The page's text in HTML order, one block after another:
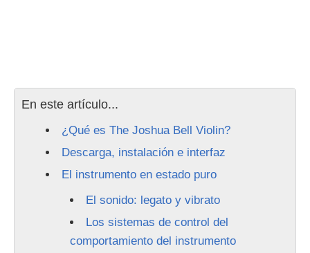
En este artículo...
¿Qué es The Joshua Bell Violin?
Descarga, instalación e interfaz
El instrumento en estado puro
El sonido: legato y vibrato
Los sistemas de control del
comportamiento del instrumento